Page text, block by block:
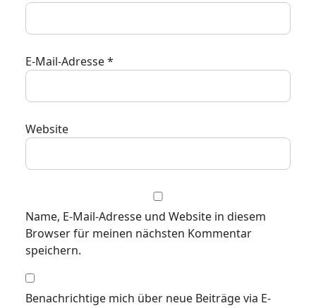
E-Mail-Adresse*
Website
Name, E-Mail-Adresse und Website in diesem
Browser für meinen nächsten Kommentar
speichern.
Benachrichtige mich über neue Beiträge via E-